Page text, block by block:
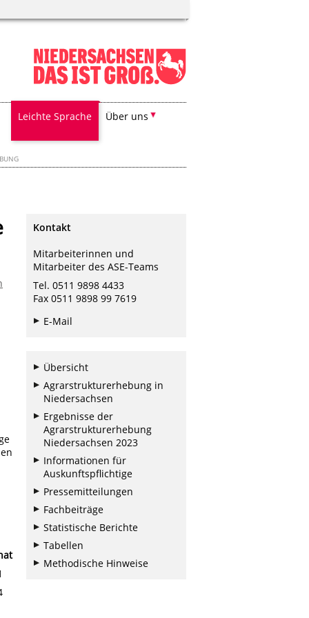
Leichte Sprache Über uns
Kontakt
Mitarbeiterinnen und
Mitarbeiter des ASE-Teams
Tel. 0511 9898 4433
Fax 0511 9898 99 7619
E-Mail
Übersicht
Agrarstrukturerhebung in
Niedersachsen
Ergebnisse der
Agrarstrukturerhebung
Niedersachsen 2023
Informationen für
Auskunftspflichtige
Pressemitteilungen
Fachbeiträge
Statistische Berichte
Tabellen
Methodische Hinweise